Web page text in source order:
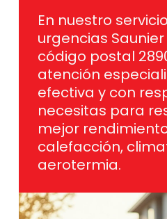
En nuestro
urgencias
código postal
atención
efectiva y con
necesitas para
mejor
calefacción,
aerotermia.